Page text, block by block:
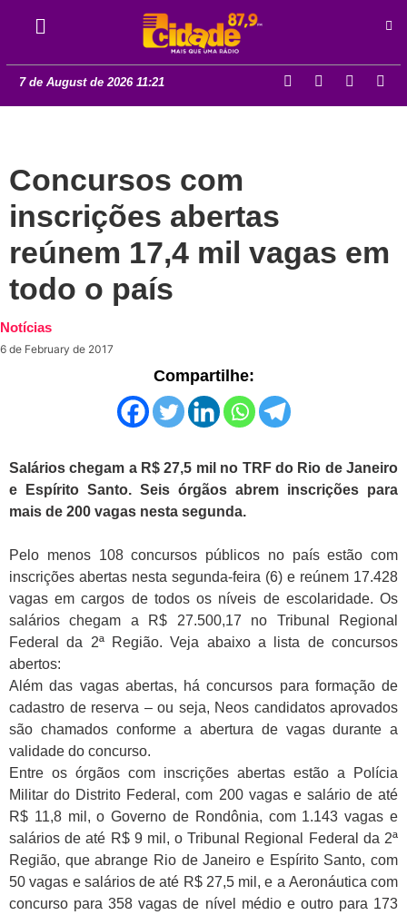
7 de August de 2026 11:21
Concursos com
inscrições abertas
reúnem 17,4 mil vagas em
todo o país
Notícias
6 de February de 2017
Compartilhe:
Salários chegam a R$ 27,5 mil no TRF do Rio de Janeiro
e Espírito Santo. Seis órgãos abrem inscrições para
mais de 200 vagas nesta segunda.
Pelo menos 108 concursos públicos no país estão com
inscrições abertas nesta segunda-feira (6) e reúnem 17.428
vagas em cargos de todos os níveis de escolaridade. Os
salários chegam a R$ 27.500,17 no Tribunal Regional
Federal da 2ª Região. Veja abaixo a lista de concursos
abertos:
Além das vagas abertas, há concursos para formação de
cadastro de reserva – ou seja, Neos candidatos aprovados
são chamados conforme a abertura de vagas durante a
validade do concurso.
Entre os órgãos com inscrições abertas estão a Polícia
Militar do Distrito Federal, com 200 vagas e salário de até
R$ 11,8 mil, o Governo de Rondônia, com 1.143 vagas e
salários de até R$ 9 mil, o Tribunal Regional Federal da 2ª
Região, que abrange Rio de Janeiro e Espírito Santo, com
50 vagas e salários de até R$ 27,5 mil, e a Aeronáutica com
concurso para 358 vagas de nível médio e outro para 173